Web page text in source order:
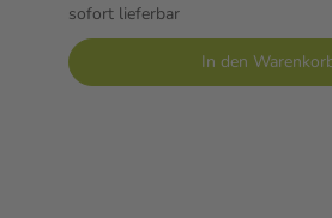
sofort lieferbar
In den